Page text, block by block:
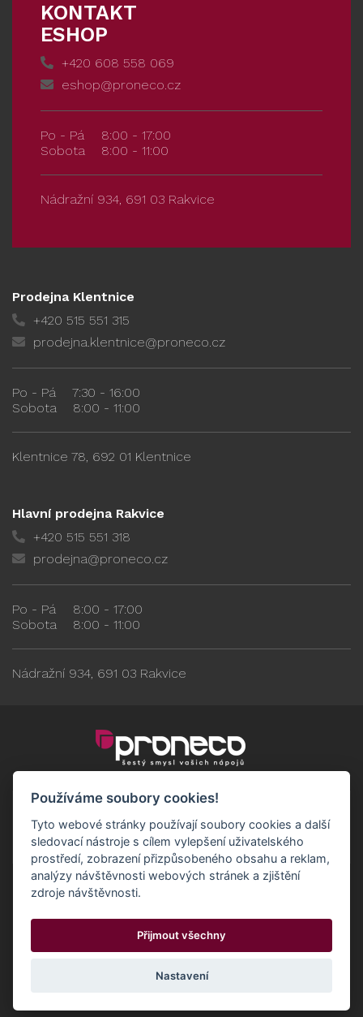
KONTAKT
ESHOP
+420 608 558 069
eshop@proneco.cz
Po - Pá
8:00 - 17:00
Sobota
8:00 - 11:00
Nádražní 934, 691 03 Rakvice
Prodejna Klentnice
+420 515 551 315
prodejna.klentnice@proneco.cz
Po - Pá
7:30 - 16:00
Sobota
8:00 - 11:00
Klentnice 78, 692 01 Klentnice
Hlavní prodejna Rakvice
+420 515 551 318
prodejna@proneco.cz
Po - Pá
8:00 - 17:00
Sobota
8:00 - 11:00
Nádražní 934, 691 03 Rakvice
GDPR - Odběratelé
GDPR - Dodavatelé
Možnosti dopravy a platby
Cookies
© 2024 Proneco
Používáme soubory cookies!
Tyto webové stránky používají soubory cookies a další
sledovací nástroje s cílem vylepšení uživatelského
prostředí, zobrazení přizpůsobeného obsahu a reklam,
analýzy návštěvnosti webových stránek a zjištění
zdroje návštěvnosti.
Přijmout všechny
Nastavení